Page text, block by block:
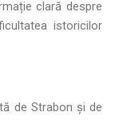
clară despre
istoricilor
de Strabon și de